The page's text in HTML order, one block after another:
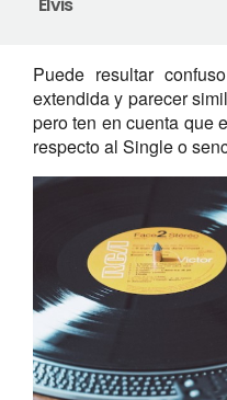
Elvis
Puede resultar
extendida y parecer
pero ten en cuenta que
respecto al Single o